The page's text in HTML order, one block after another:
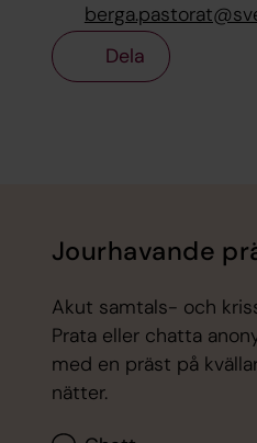
Dela
Jourhavande
Akut samtals- och
Prata eller chatta
med en präst på
nätter.